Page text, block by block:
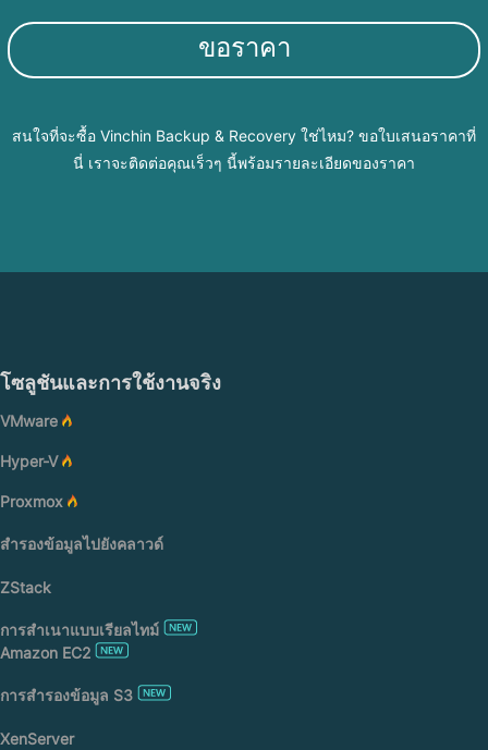
ขอราคา
สนใจที่จะซื้อ Vinchin Backup & Recovery ใช่ไหม? ขอใบเสนอราคาที่
นี่ เราจะติดต่อคุณเร็วๆ นี้พร้อมรายละเอียดของราคา
โซลูชันและการใช้งานจริง
VMware
Hyper-V
Proxmox
สำรองข้อมูลไปยังคลาวด์
ZStack
การสำเนาแบบเรียลไทม์
Amazon EC2
การสำรองข้อมูล S3
XenServer